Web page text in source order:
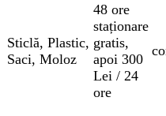
Sticlă, Plastic,
Saci, Moloz
48 ore
staționare
gratis,
apoi 300
Lei / 24
ore